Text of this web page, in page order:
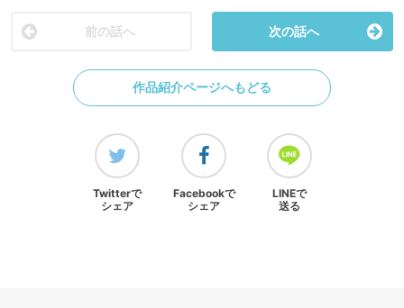
前の話へ 次の話へ
作品紹介ページへもどる
Twitterで
シェア
Facebookで
シェア
LINEで
送る